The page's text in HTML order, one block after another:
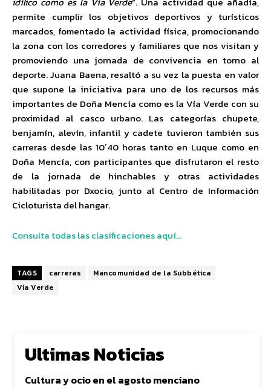
permite cumplir los objetivos deportivos y turísticos
marcados, fomentado la actividad física, promocionando
la zona con los corredores y familiares que nos visitan y
promoviendo una jornada de convivencia en torno al
deporte. Juana Baena, resaltó a su vez la puesta en valor
que supone la iniciativa para uno de los recursos más
importantes de Doña Mencía como es la Vía Verde con su
proximidad al casco urbano. Las categorías chupete,
benjamín, alevín, infantil y cadete tuvieron también sus
carreras desde las 10´40 horas tanto en Luque como en
Doña Mencía, con participantes que disfrutaron el resto
de la jornada de hinchables y otras actividades
habilitadas por Dxocio, junto al Centro de Información
Cicloturista del hangar.
Consulta todas las clasificaciones aquí…
TAGS carreras
Mancomunidad de la Subbética
Vía Verde
Ultimas Noticias
Cultura y ocio en el agosto menciano